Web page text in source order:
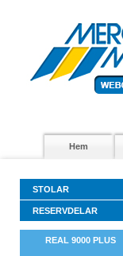
Hem
STOLAR
RESERVDELAR
REAL 9000 PLUS